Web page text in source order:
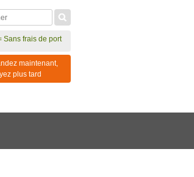
Sans frais de port
maintenant,
plus tard